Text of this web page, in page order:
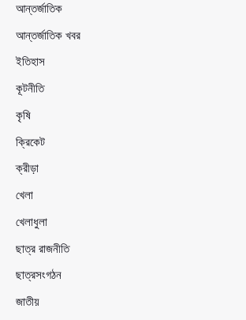
আন্তর্জাতিক
আন্তর্জাতিক খবর
ইতিহাস
কূটনীতি
কৃষি
ক্রিকেট
ক্রীড়া
খেলা
খেলাধুলা
ছাত্র রাজনীতি
ছাত্রসংগঠন
জাতীয়